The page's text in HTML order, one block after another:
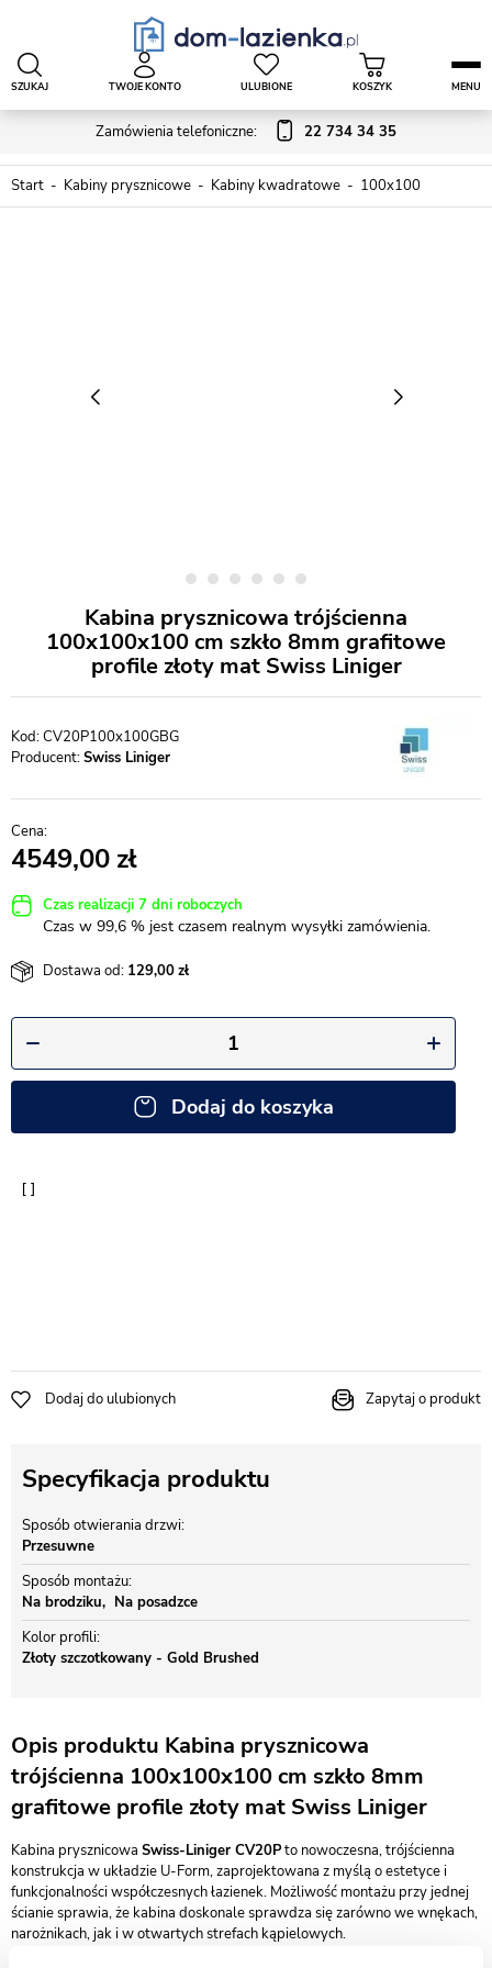
Zamówienia telefoniczne: 22 734 34 35
SZUKAJ TWOJE KONTO ULUBIONE KOSZYK MENU
Start Kabiny prysznicowe Kabiny kwadratowe 100x100
Kabina prysznicowa trójścienna
100x100x100 cm szkło 8mm grafitowe
profile złoty mat Swiss Liniger
CV20P100x100GBG
Producent:Swiss Liniger
4549,00
Czas realizacji 7 dni roboczych
Czas w 99,6 % jest czasem realnym wysyłki zamówienia.
Dostawa od: 129,00
Dodaj do koszyka
Dodaj do ulubionych Zapytaj o produkt
Specyfikacja produktu
Sposób otwierania drzwi
Przesuwne
Sposób montażu
Na brodziku
Na posadzce
Kolor profili
Złoty szczotkowany - Gold Brushed
Opis produktu Kabina prysznicowa
trójścienna 100x100x100 cm szkło 8mm
grafitowe profile złoty mat Swiss Liniger
Kabina prysznicowa Swiss-Liniger CV20Pto nowoczesna, trójścienna
konstrukcja w układzie U-Form, zaprojektowana z myślą o estetyce i
funkcjonalności współczesnych łazienek. Możliwość montażu przy jednej
ścianie sprawia, że kabina doskonale sprawdza się zarówno we wnękach,
narożnikach, jak i w otwartych strefach kąpielowych.